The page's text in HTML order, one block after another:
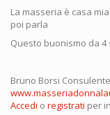
La masseria è casa
poi parla
Questo buonismo da
Bruno Borsi
Accedi o registrati per